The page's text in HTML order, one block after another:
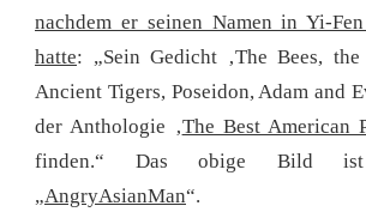
nachdem er seinen Namen in Yi-
hatte: „Sein Gedicht ‚The Bees, the
Ancient Tigers, Poseidon, Adam and
der Anthologie ‚The Best American
finden.“ Das obige Bild
„AngryAsianMan“.